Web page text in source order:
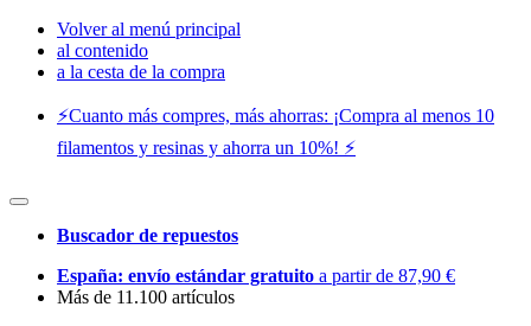
Volver al menú principal
al contenido
a la cesta de la compra
⚡️Cuanto más compres, más ahorras: ¡Compra al menos 10
filamentos y resinas y ahorra un 10%! ⚡️
Buscador de repuestos
España: envío estándar gratuito a partir de 87,90 €
Más de 11.100 artículos